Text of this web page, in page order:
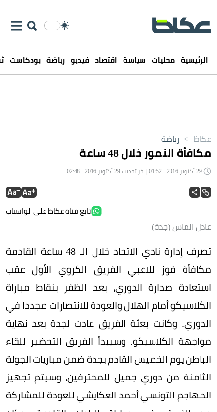
الرئيسية محليات سياسة اقتصاد فيديو رياضة بودكاست
عكاظ > رياضة
مكافأة النمور خلال 48 ساعة
تابع قناة عكاظ على الواتساب
عادل الماس (جدة)
تصرف إدارة نادي الاتحاد خلال الـ 48 ساعة القادمة
مكافأة فوز للاعبي الفريق الكروي الأول عقب
استعادة صدارة الدوري، بعد الظفر بنقاط مباراة
الكلاسيكو أمام الهلال والعودة للانتصارات مجددا في
الدوري. وكانت بعثة الفريق عادت لجدة بعد نهاية
مواجهة الكلاسيكو. وسيبدأ الفريق التحضير للقاء
الباطن يوم الخميس القادم بجدة ضمن مباريات الجولة
الثامنة من دوري جميل للمحترفين، وسيتم تجهيز
المهاجم التونسي أحمد العكايشي للعودة للمشاركة